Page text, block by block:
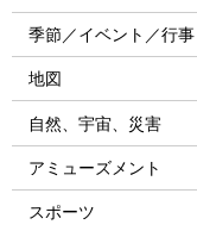
季節／イベント／行事
地図
自然、宇宙、災害
アミューズメント
スポーツ